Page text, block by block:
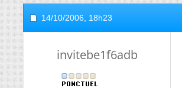
14/10/2006, 18h23
invitebe1f6adb